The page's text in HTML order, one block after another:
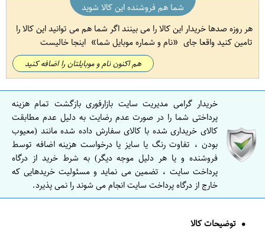
شما هم فروشنده این کالا شوید
هر روزه صدها خریدار این کالا را می بینند اگر شما هم می توانید این کالا را
تامین کنید واقعا جای
نام و شماره موبایل شما اینجا خالیست
هم اکنون نام و موبایلتان را اضافه کنید
خریدار گرامی مدیریت سایت بازارفوری بازگشت تمام هزینه
پرداختی شما را در صورت عدم رضایت به دلیل عدم مطابقت
کالای خریداری شده با کالای سفارش داده شده مانند (معیوب
بودن ، تفاوت رنگ یا سایز یا درخواست هزینه اضافه توسط
فروشنده و یا هر دلیل موجه دیگر) به شرط خرید از درگاه
پرداخت سایت ، تضمین می نماید و مسئولیت خریدهایی که
خارج از درگاه پرداخت سایت انجام می شوند را نمی پذیرد.
توضیحات کالا